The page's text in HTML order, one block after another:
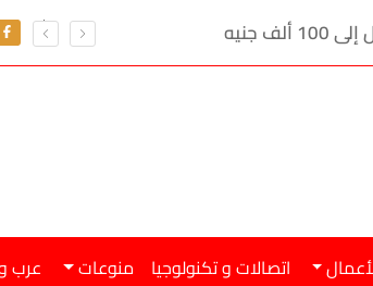
جنيه
اتصالات و تكنولوجيا منوعات عرب